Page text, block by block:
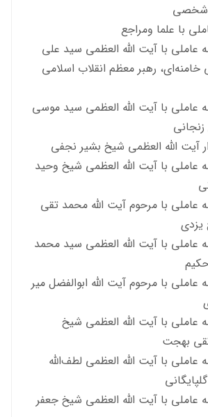
شخصی
با علما ومراجع
عاملي با آیت الله العظمی سید علی
رهبر معظم انقلاب اسلامی
عاملي با آيت الله العظمى سید موسی
آيت الله العظمى شيخ بشير نجفي
عاملی با آيت الله العظمى شيخ وحيد
عاملی با مرحوم آيت الله محمد تقي
يزدي
عاملي با آیت الله العظمی سید محمد
عاملي با مرحوم آیت الله ابوالفضل مير
عاملی با آيت الله العظمى شيخ
بهجت
عاملي با آیت الله العظمی لطف‌الله
عاملی با آيت الله العظمى شيخ جعفر